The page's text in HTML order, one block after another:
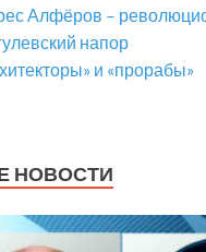
Алфёров –
напор
и «прорабы»
НОВОСТИ